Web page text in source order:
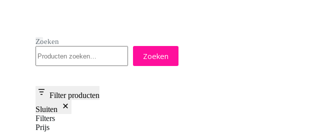
Zoeken
Zoeken
Filter producten
Sluiten
Filters
Prijs